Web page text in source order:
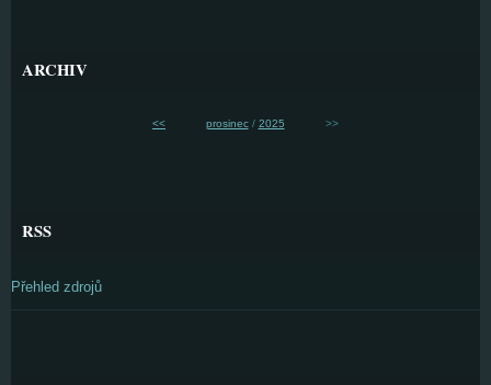
ARCHIV
<< prosinec/ 2025 >>
RSS
Přehled zdrojů